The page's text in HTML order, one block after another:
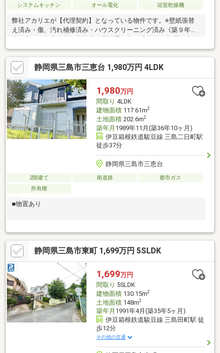
システムキッチン
オール電化 浴室乾燥機
弊社アカリエが【代理契約】となっている物件です。※壁紙張替
え済み・傷、汚れ補修済み・ハウスクリーニング済み《築９年中
ご覧いただけます！※※◆敷地面積５７坪以上、駐車３台可能♪◆
玄関スペースには大容量のシューズボックスと汚れを気にせず収
納できるシューズクローク付き♪◆２階に４部屋＋多目的に利用
できるフリースペースもあり、ご家族がそれぞれお部屋を持つこ
とも可能です♪ ■頭金０円からのご購入可能です■（諸費用借り
入れもＯＫ）資料請求、現地ご見学はどうぞお気軽に【明るい未
来へ（株）アカリエ】 ０１２０－７４８－６００
静岡県三島市三恵台 1,980万円 4LDK
1,980万円
間取り 4LDK
建物面積117.61m2
土地面積202.6m2
築年月 1989年11月(築36年10ヶ月)
伊豆箱根鉄道駿豆線 三島二日町駅
徒歩37分
静岡県三島市三恵台
2階建て 南道路
都市ガス
所有権
■物置あり
静岡県三島市東町 1,699万円 5SLDK
1,699万円
間取り 5SLDK
建物面積130.15m2
土地面積148m2
築年月 1991年4月(築35年5ヶ月)
伊豆箱根鉄道駿豆線 三島田町駅 徒
歩12分
その他の交通